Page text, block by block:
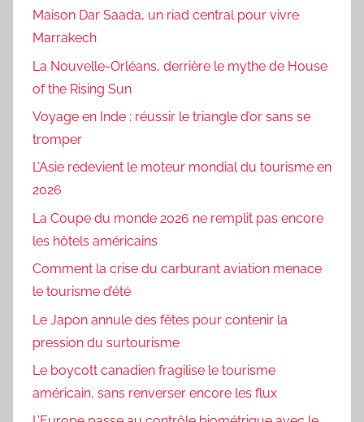
Maison Dar Saada, un riad central pour vivre
Marrakech
La Nouvelle-Orléans, derrière le mythe de House
of the Rising Sun
Voyage en Inde : réussir le triangle d’or sans se
tromper
L’Asie redevient le moteur mondial du tourisme en
2026
La Coupe du monde 2026 ne remplit pas encore
les hôtels américains
Comment la crise du carburant aviation menace
le tourisme d’été
Le Japon annule des fêtes pour contenir la
pression du surtourisme
Le boycott canadien fragilise le tourisme
américain, sans renverser encore les flux